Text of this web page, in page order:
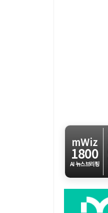
mWiz
1800
AI 뉴스브리핑